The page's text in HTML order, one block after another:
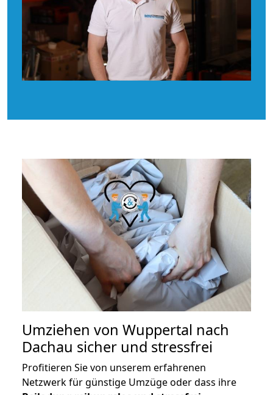
Umziehen von Wuppertal nach
Dachau sicher und stressfrei
Profitieren Sie von unserem erfahrenen
Netzwerk für günstige Umzüge oder dass ihre